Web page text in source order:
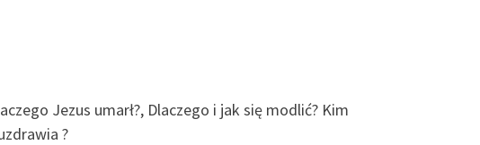
Jezus umarł?, Dlaczego i jak się modlić? Kim
?